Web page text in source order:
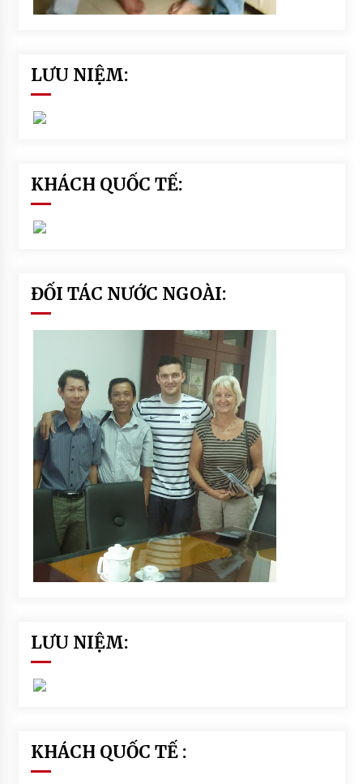
LƯU NIỆM:
KHÁCH QUỐC TẾ:
ĐỐI TÁC NƯỚC NGOÀI:
LƯU NIỆM:
KHÁCH QUỐC TẾ :